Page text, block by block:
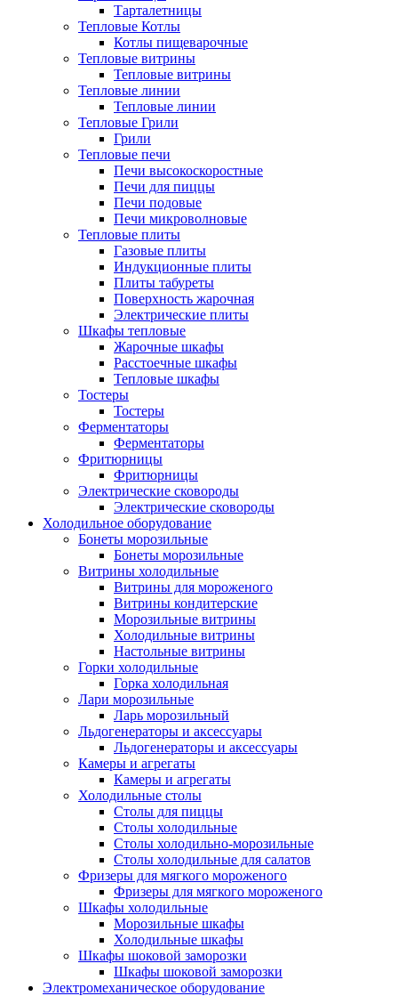
Тарталетницы
Тепловые Котлы
Котлы пищеварочные
Тепловые витрины
Тепловые витрины
Тепловые линии
Тепловые линии
Тепловые Грили
Грили
Тепловые печи
Печи высокоскоростные
Печи для пиццы
Печи подовые
Печи микроволновые
Тепловые плиты
Газовые плиты
Индукционные плиты
Плиты табуреты
Поверхность жарочная
Электрические плиты
Шкафы тепловые
Жарочные шкафы
Расстоечные шкафы
Тепловые шкафы
Тостеры
Тостеры
Ферментаторы
Ферментаторы
Фритюрницы
Фритюрницы
Электрические сковороды
Электрические сковороды
Холодильное оборудование
Бонеты морозильные
Бонеты морозильные
Витрины холодильные
Витрины для мороженого
Витрины кондитерские
Морозильные витрины
Холодильные витрины
Настольные витрины
Горки холодильные
Горка холодильная
Лари морозильные
Ларь морозильный
Льдогенераторы и аксессуары
Льдогенераторы и аксессуары
Камеры и агрегаты
Камеры и агрегаты
Холодильные столы
Столы для пиццы
Столы холодильные
Столы холодильно-морозильные
Столы холодильные для салатов
Фризеры для мягкого мороженого
Фризеры для мягкого мороженого
Шкафы холодильные
Mорозильные шкафы
Холодильные шкафы
Шкафы шоковой заморозки
Шкафы шоковой заморозки
Электромеханическое оборудование